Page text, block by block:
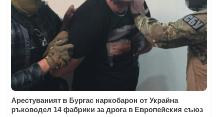
Арестуваният в Бургас наркобарон от Украйна
ръководел 14 фабрики за дрога в Европейския съюз